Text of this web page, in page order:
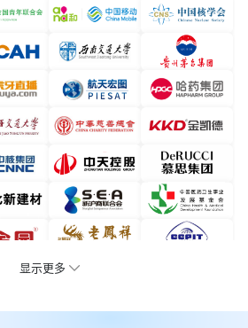
粱丰收庆典活动：个人行程、接送
行百业，值得您信赖